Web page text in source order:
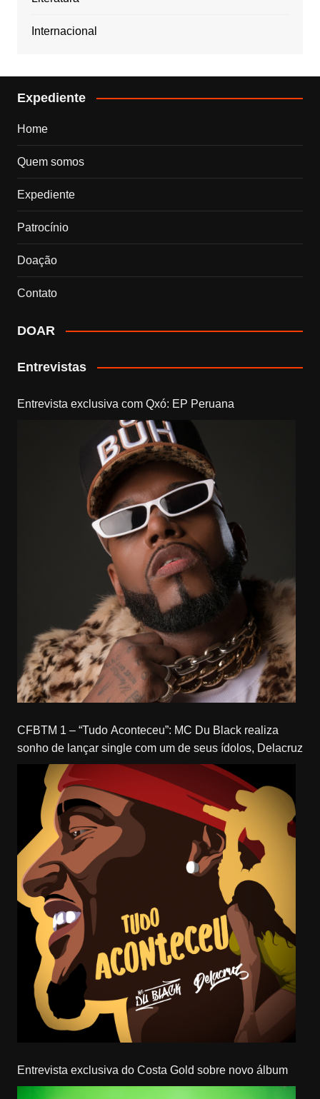
Internacional
Expediente
Home
Quem somos
Expediente
Patrocínio
Doação
Contato
DOAR
Entrevistas
Entrevista exclusiva com Qxó: EP Peruana
CFBTM 1 – “Tudo Aconteceu”: MC Du Black realiza
sonho de lançar single com um de seus ídolos, Delacruz
Entrevista exclusiva do Costa Gold sobre novo álbum